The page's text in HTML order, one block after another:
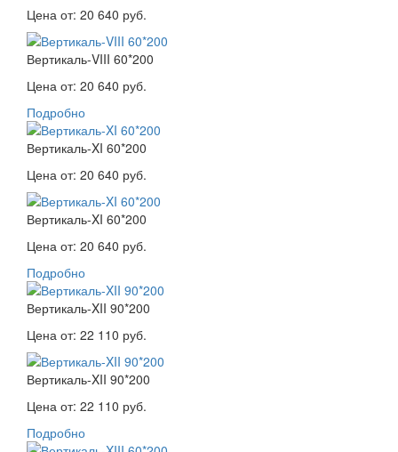
Цена от: 20 640 руб.
Вертикаль-VIII 60*200
Цена от: 20 640 руб.
Подробно
Вертикаль-XI 60*200
Цена от: 20 640 руб.
Вертикаль-XI 60*200
Цена от: 20 640 руб.
Подробно
Вертикаль-XII 90*200
Цена от: 22 110 руб.
Вертикаль-XII 90*200
Цена от: 22 110 руб.
Подробно